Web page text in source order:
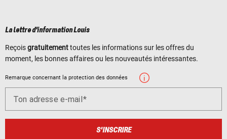
La lettre d'information Louis
Reçoisgratuitementtoutes les informations sur les offres du
moment, les bonnes affaires ou les nouveautés intéressantes.
Remarque concernant la protection des données
Ton adresse e-mail
S'INSCRIRE